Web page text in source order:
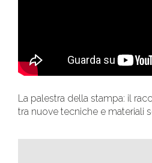
La palestra della stampa: il
tra nuove tecniche e materiali